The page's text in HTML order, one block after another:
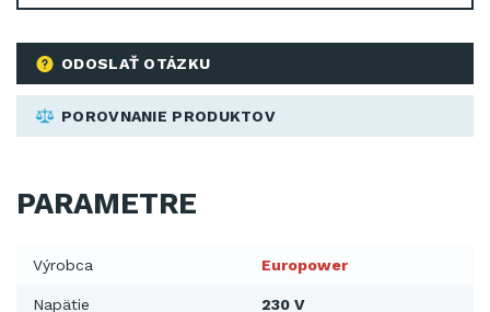
ODOSLAŤ OTÁZKU
POROVNANIE PRODUKTOV
PARAMETRE
Výrobca Europower
Napätie 230 V